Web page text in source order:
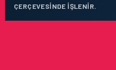
ÇERÇEVESINDE IŞLENIR.